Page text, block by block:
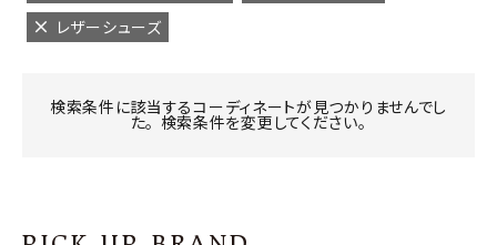
CATEGORY
レザーシューズ
検索条件に該当するコーディネートが見つかりませんでし
た。 検索条件を変更してください。